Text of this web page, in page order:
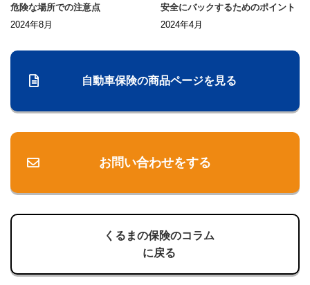
危険な場所での注意点
2024年8月
安全にバックするためのポイント
2024年4月
自動車保険の商品ページを見る
お問い合わせをする
くるまの保険のコラム
に戻る